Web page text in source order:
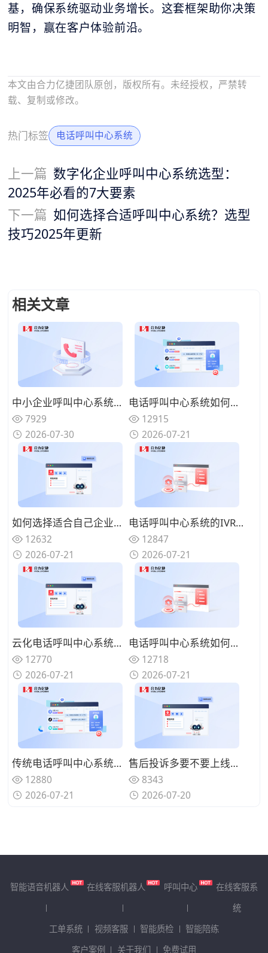
基，确保系统驱动业务增长。这套框架助你决策
明智，赢在客户体验前沿。
本文由合力亿捷团队原创，版权所有。未经授权，严禁转
载、复制或修改。
热门标签 电话呼叫中心系统
上一篇 数字化企业呼叫中心系统选型：
2025年必看的7大要素
下一篇 如何选择合适呼叫中心系统？选型
技巧2025年更新
相关文章
中小企业呼叫中心系统选型：轻量化、低运维、快速落地的方案选择
7929
2026-07-30
电话呼叫中心系统如何与在线渠道融合？全触点统一路由的协同方案
12915
2026-07-21
如何选择适合自己企业的电话呼叫中心系统？功能匹配与扩展性的权衡
12632
2026-07-21
电话呼叫中心系统的IVR设计有哪些技巧？告别迷宫式菜单的用户友好设计
12847
2026-07-21
云化电话呼叫中心系统有哪些优势？告别硬件束缚的灵活部署模式
12770
2026-07-21
电话呼叫中心系统如何实现来电智能分配？路由策略优化坐席资源调配
12718
2026-07-21
传统电话呼叫中心系统面临哪些挑战？数字化转型的迫切性与路径
12880
2026-07-21
售后投诉多要不要上线呼叫中心系统？规范来电处理标准
8343
2026-07-20
智能语音机器人 在线客服机器人 呼叫中心
在线客服系
统
工单系统
视频客服 智能质检
智能陪练
客户案例
关于我们 免费试用